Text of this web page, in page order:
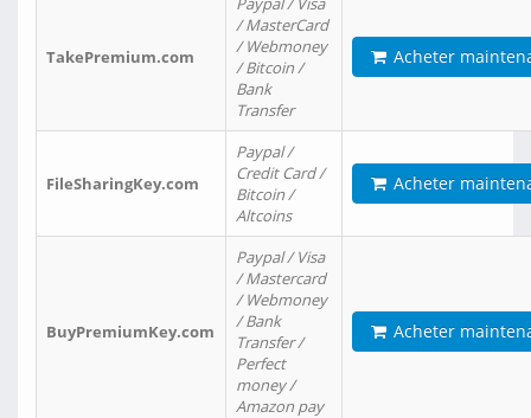
TakePremium.com
/ MasterCard
/ Webmoney
/ Bitcoin /
Bank
Transfer
Acheter
FileSharingKey.com
Paypal /
Credit Card /
Bitcoin /
Altcoins
Acheter
BuyPremiumKey.com
Paypal / Visa
/ Mastercard
/ Webmoney
/ Bank
Transfer /
Perfect
money /
Amazon pay
Acheter